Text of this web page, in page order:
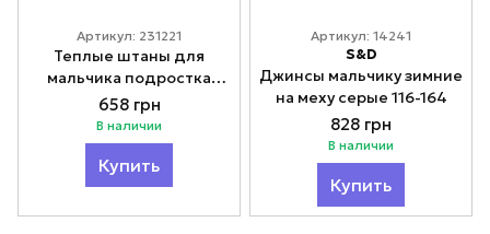
Артикул: 231221
Теплые штаны для
мальчика подростка
Плащевка черные 134-
164
658 грн
В наличии
Купить
Артикул: 14241
S&D
Джинсы мальчику зимние
на меху серые 116-164
828 грн
В наличии
Купить